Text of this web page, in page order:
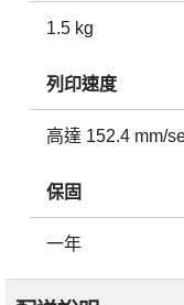
1.5 kg
列印速度
高達 152.4 mm/
保固
一年